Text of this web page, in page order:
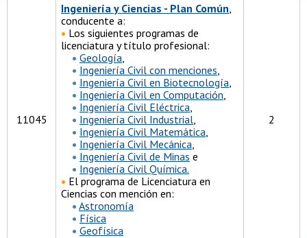
11045
Ingeniería y Ciencias - Plan Común
conducente a:
• Los siguientes programas de
licenciatura y título profesional:
• Geología
• Ingeniería Civil con menciones
• Ingeniería Civil en Biotecnología
• Ingeniería Civil en Computación
• Ingeniería Civil Eléctrica
• Ingeniería Civil Industrial
• Ingeniería Civil Matemática
• Ingeniería Civil Mecánica
• Ingeniería Civil de Minas e
• Ingeniería Civil Química.
• El programa de Licenciatura en
Ciencias con mención en:
• Astronomía
• Física
• Geofísica
2